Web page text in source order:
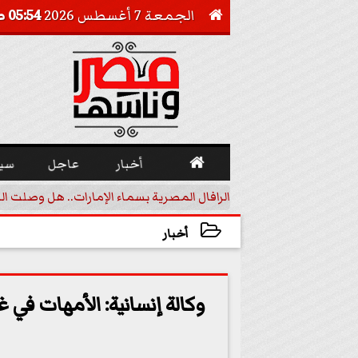
 الجمعة 7 أغسطس 2026 05:54 صـ
 أخبار عاجل
الرافال المصرية بسماء الإمارات.. هل
أخبار
وكالة إنسانية: الأمهات